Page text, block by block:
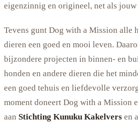
eigenzinnig en origineel, net als jouw
Tevens gunt Dog with a Mission alle
dieren een goed en mooi leven.
bijzondere projecten in binnen- en
honden en andere dieren die het
een goed tehuis en liefdevolle
moment doneert Dog with a Mission
aan Stichting Kunuku Kakelvers en